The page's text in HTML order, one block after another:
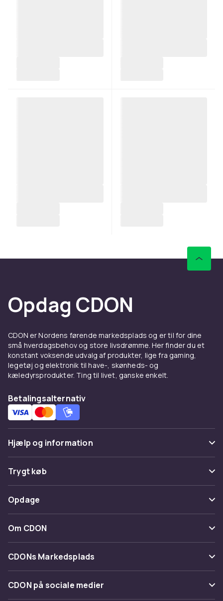
Opdag CDON
CDON er Nordens førende markedsplads og er til for dine
små hverdagsbehov og store livsdrømme. Her finder du et
konstant voksende udvalg af produkter, lige fra gaming,
legetøj og elektronik til have-, skønheds- og
kæledyrsprodukter. Ting til livet, ganske enkelt.
Betalingsalternativ
Hjælp og information
Ofte stillede spørgsmål
Spor pakke
Fortryd & returner her
Kontakt os
Trygt køb
Betaling
Levering
Tilbagekaldelser
Opdage
Kategorier
Maerke
Om CDON
Om os
Kundeanmeldelser
Arbejd på CDON
CDONs Markedsplads
Merchant Help Center
CDON på sociale medier